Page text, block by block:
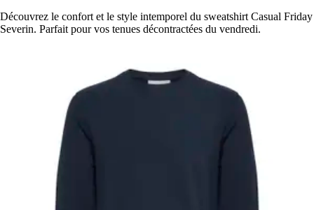
Découvrez le confort et le style intemporel du sweatshirt Casual Friday
Severin. Parfait pour vos tenues décontractées du vendredi.